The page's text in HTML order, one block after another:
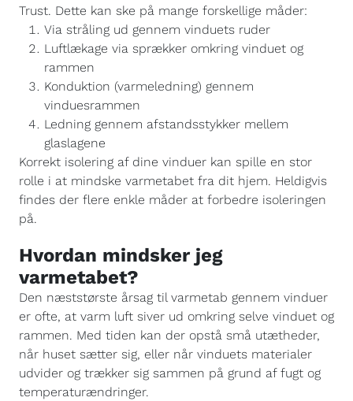
Trust. Dette kan ske på mange forskellige måder:
Via stråling ud gennem vinduets ruder
Luftlækage via sprækker omkring vinduet og
rammen
Konduktion (varmeledning) gennem
vinduesrammen
Ledning gennem afstandsstykker mellem
glaslagene
Korrekt isolering af dine vinduer kan spille en stor
rolle i at mindske varmetabet fra dit hjem. Heldigvis
findes der flere enkle måder at forbedre isoleringen
på.
Hvordan mindsker jeg
varmetabet?
Den næststørste årsag til varmetab gennem vinduer
er ofte, at varm luft siver ud omkring selve vinduet og
rammen. Med tiden kan der opstå små utætheder,
når huset sætter sig, eller når vinduets materialer
udvider og trækker sig sammen på grund af fugt og
temperaturændringer.